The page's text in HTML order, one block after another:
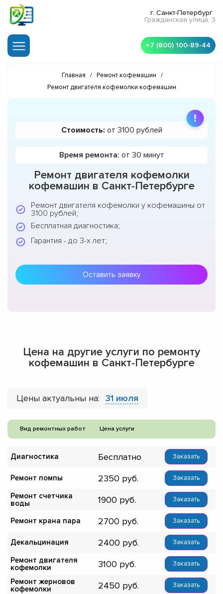
г. Санкт-Петербург
Гражданская улица, 3
+7 (800) 100-89-44
Главная / Ремонт кофемашин
/
Ремонт двигателя кофемолки кофемашин
Ремонт двигателя кофемолки
кофемашин в Санкт-Петербурге
Ремонт двигателя кофемолки у кофемашины от
3100 рублей;
Бесплатная диагностика;
Гарантия - до 3-х лет;
Оставить заявку
Стоимость: от 3100 рублей
Время ремонта: от 30 минут
Цена на другие услуги по ремонту
кофемашин в Санкт-Петербурге
Цены актуальны на: 31 июля
Вид ремонтных работ Цена услуги
Диагностика Бесплатно Заказать
Ремонт помпы 2350 Заказать
Ремонт счетчика
воды
1900 Заказать
Ремонт крана пара 2700 Заказать
Декальцинация 2400 Заказать
Ремонт двигателя
кофемолки
3100 Заказать
Ремонт жерновов
кофемолки
2450 Заказать